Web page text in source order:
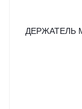
ДЕРЖАТЕЛЬ